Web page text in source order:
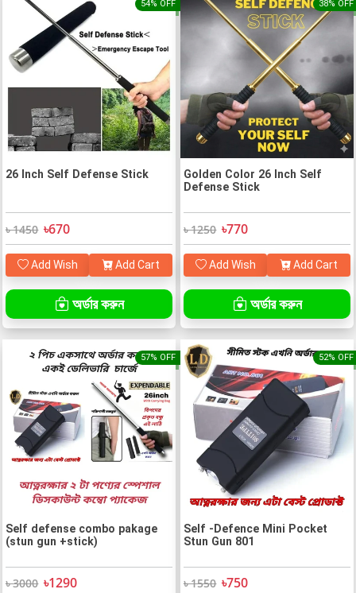
54% OFF
26 Inch Self Defense Stick
৳ 1450 ৳670
Add Wish Add Cart
অর্ডার করুন
38% OFF
Golden Color 26 Inch Self
Defense Stick
৳ 1250 ৳770
Add Wish Add Cart
অর্ডার করুন
57% OFF
Self defense combo pakage
(stun gun +stick)
৳ 3000 ৳1290
52% OFF
Self -Defence Mini Pocket
Stun Gun 801
৳ 1550 ৳750